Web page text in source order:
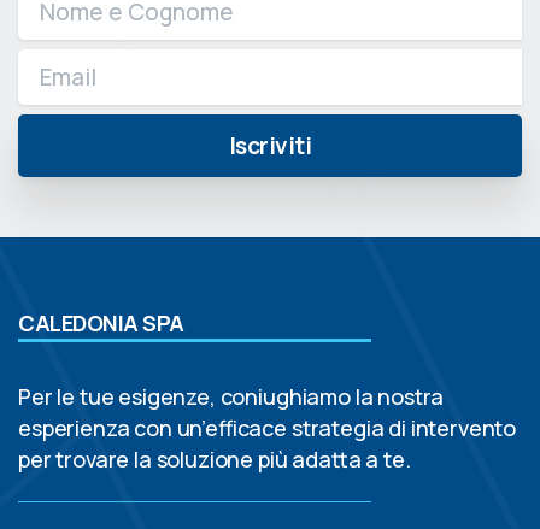
CALEDONIA SPA
Per le tue esigenze, coniughiamo la nostra
esperienza con un’efficace strategia di intervento
per trovare la soluzione più adatta a te.